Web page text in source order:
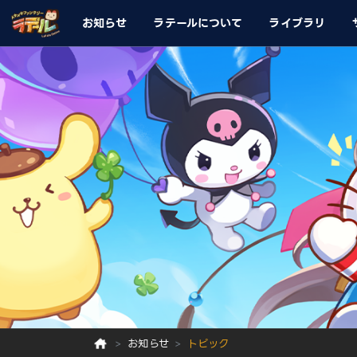
お知らせ ラテールについて ライブラリ
お知らせ トピック